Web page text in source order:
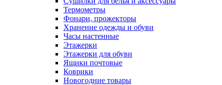
Термометры
Фонари, прожекторы
Хранение одежды и обуви
Часы настенные
Этажерки
Этажерки для обуви
Ящики почтовые
Коврики
Новогодние товары